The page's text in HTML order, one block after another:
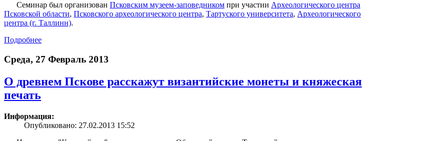
Семинар был организован Псковским музеем-заповедником при участии Археологического центра
Псковской области, Псковского археологического центра, Тартуского университета, Археологического
центра (г. Таллинн).
Подробнее
Среда, 27 Февраль 2013
О древнем Пскове расскажут византийские монеты и княжеская
печать
Информация:
Опубликовано: 27.02.2013 15:52